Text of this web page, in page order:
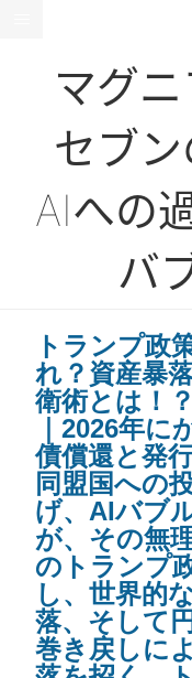
マグニ
セブ
AIへの
バ
トランプ政
れ？資産暴
衛術とは！
｜2026年に
債償還と発
同盟国への
げ、AIバブ
が、その無
のトランプ
し、世界的
落、そして
巻き戻しに